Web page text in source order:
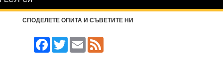
СПОДЕЛЕТЕ ОПИТА И СЪВЕТИТЕ НИ
FacebookTwitter Email